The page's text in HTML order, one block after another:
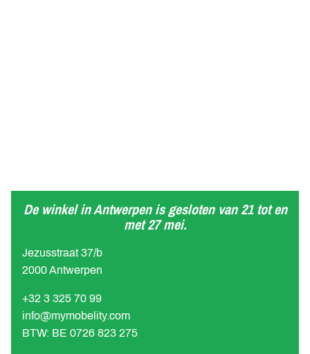
De winkel in Antwerpen is gesloten van 21 tot en
met 27 mei.
Jezusstraat 37/b
2000 Antwerpen
+32 3 325 70 99
info@mymobelity.com
BTW: BE 0726 823 275